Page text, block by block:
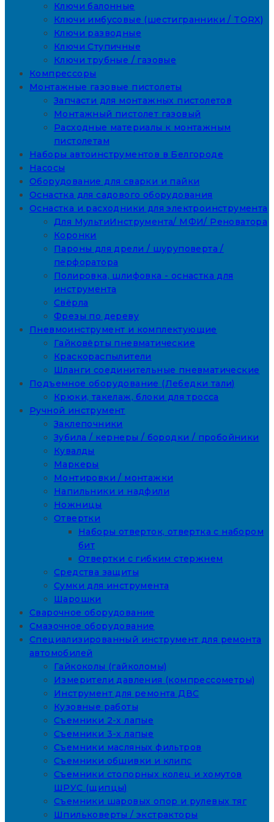
Ключи балонные
Ключи имбусовые (шестигранники / TORX)
Ключи разводные
Ключи Ступичные
Ключи трубные / газовые
Компрессоры
Монтажные газовые пистолеты
Запчасти для монтажных пистолетов
Монтажный пистолет газовый
Расходные материалы к монтажным
пистолетам
Наборы автоинструментов в Белгороде
Насосы
Оборудование для сварки и пайки
Оснастка для садового оборудования
Оснастка и расходники для электроинструмента
Для МультиИнструмента/ МФИ/ Реноватора
Коронки
Пароны для дрели / шуруповерта /
перфоратора
Полировка, шлифовка - оснастка для
инструмента
Свёрла
Фрезы по дереву
Пневмоинструмент и комплектующие
Гайковёрты пневматические
Краскораспылители
Шланги соединительные пневматические
Подъемное оборудование (Лебедки тали)
Крюки, такелаж, блоки для тросса
Ручной инструмент
Заклепочники
Зубила / кернеры / бородки / пробойники
Кувалды
Маркеры
Монтировки / монтажки
Напильники и надфили
Ножницы
Отвертки
Наборы отверток, отвертка с набором
бит
Отвертки с гибким стержнем
Средства защиты
Сумки для инструмента
Шарошки
Сварочное оборудование
Смазочное оборудование
Специализированный инструмент для ремонта
автомобилей
Гайкоколы (гайколомы)
Измерители давления (компрессометры)
Инструмент для ремонта ДВС
Кузовные работы
Съемники 2-х лапые
Съемники 3-х лапые
Съемники масляных фильтров
Съемники обшивки и клипс
Съемники стопорных колец и хомутов
ШРУС (щипцы)
Съемники шаровых опор и рулевых тяг
Шпильковерты / экстракторы